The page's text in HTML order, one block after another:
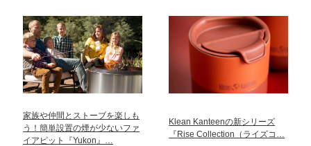
家族や仲間とストーブを楽しも
う！簡単設置の煙が少ないファ
イアピット『Yukon』…
Klean Kanteenの新シリーズ
『Rise Collection（ライズコ…